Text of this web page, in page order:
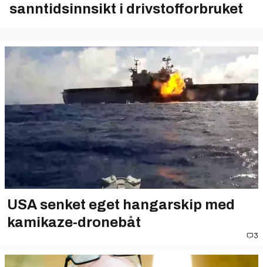
sanntidsinnsikt i drivstofforbruket
USA senket eget hangarskip med
kamikaze-dronebåt
3